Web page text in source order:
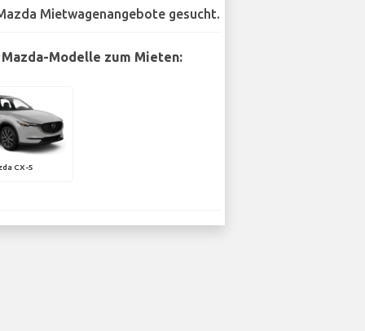
Mietwagenangebote gesucht.
Modelle zum Mieten:
CX-5